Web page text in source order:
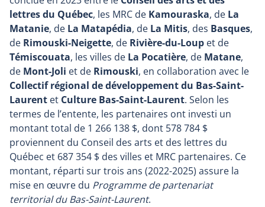
lettres du Québec, les MRC de Kamouraska, de La
Matanie, de La Matapédia, de La Mitis, des Basques,
de Rimouski-Neigette, de Rivière-du-Loup et de
Témiscouata, les villes de La Pocatière, de Matane,
de Mont-Joli et de Rimouski, en collaboration avec le
Collectif régional de développement du Bas-Saint-
Laurent et Culture Bas-Saint-Laurent. Selon les
termes de l’entente, les partenaires ont investi un
montant total de 1 266 138 $, dont 578 784 $
proviennent du Conseil des arts et des lettres du
Québec et 687 354 $ des villes et MRC partenaires. Ce
montant, réparti sur trois ans (2022-2025) assure la
mise en œuvre du Programme de partenariat
territorial du Bas-Saint-Laurent.